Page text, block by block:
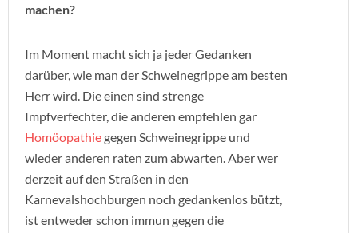
machen?
Im Moment macht sich ja jeder Gedanken
darüber, wie man der Schweinegrippe am besten
Herr wird. Die einen sind strenge
Impfverfechter, die anderen empfehlen gar
Homöopathiegegen Schweinegrippe und
wieder anderen raten zum abwarten. Aber wer
derzeit auf den Straßen in den
Karnevalshochburgen noch gedankenlos bützt,
ist entweder schon immun gegen die